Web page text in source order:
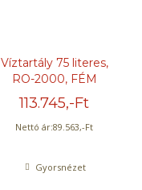
Víztartály 75 literes,
RO-2000, FÉM
113.745,-Ft
Nettó ár:89.563,-Ft
Gyorsnézet